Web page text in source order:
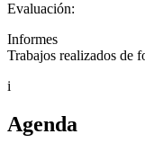
Evaluación:
Informes
Trabajos realizados de
i
Agenda